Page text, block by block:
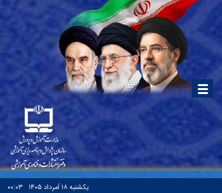
یکشنبه۱۸ اَمرداد ۱۴۰۵ ۰۰:۰۳